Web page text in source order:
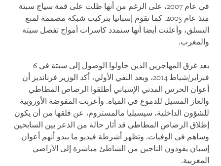
في عام 2007، على الرغم من أنها ظلت على قمة سياج سبتة
منذ عام 2005. كما تقوم إسبانيا بتركيب شبكة مصممة لمنع
التسلق، وأعلنت أيضا أنها ستمدد كاسرات أمواج تفصل سبتة
والمغرب.
بعد غرق المهاجرين الذين حاولوا الوصول إلى سبتة في 6
فبراير/شباط 2014، وبعد النفي الأولي، أكد الوزير فرنانديز أن
أعوان الحرس المدني الإسباني أطلقوا الرصاص المطاطي
والغاز المسيل للدموع في المياه. وأعربت المفوضة الأوروبية
للشؤون الداخلية، سيسيليا مالمستروم، عن قلقها من أن يكون
إطلاق الرصاص المطاطي قد أثار حالة من الذعر بين السابحين
وساهم في الوفيات. وتظهر أشرطة فيديو ما يبدو أنهم أعوان
إسبان يقودون الناجين من الشاطئ مباشرة إلى الأراضي
المغربية.